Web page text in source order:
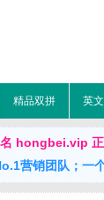
精品双拼 英
hongbei.vip
营销团队；一